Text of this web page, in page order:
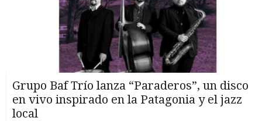
Grupo Baf Trío lanza “Paraderos”, un disco
en vivo inspirado en la Patagonia y el jazz
local